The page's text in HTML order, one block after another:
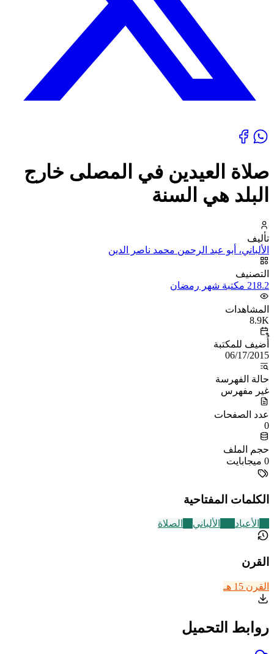
صلاة العيدين في المصلى خارج
البلد هي السنة
تأليف
الألباني، أبو عبد الرحمن محمد ناصر الدين
التصنيف
218.2 مكتبة شهر رمضان
المشاهدات
8.9K
أُضيف للمكتبة
06/17/2015
حالة الفهرسة
غير مفهرس
عدد الصفحات
0
حجم الملف
0 ميجابايت
الكلمات المفتاحية
الأعياد الألباني الصلاة
القرن
القرن 15 هـ
روابط التحميل